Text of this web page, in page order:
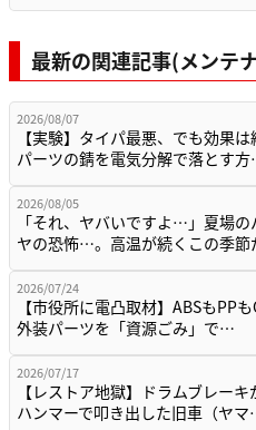
最新の関連記事(メンテ
2026/08/07
【実験】タイパ最悪、でも効果
パーツの錆を電気分解で落とす
2026/08/05
「それ、ヤバいですよ…」夏場
ヤの恐怖…。高温が続くこの季
2026/07/24
【市役所に電凸取材】ABSもPP
外装パーツを「資源ごみ」で…
2026/07/17
【レストア地獄】ドラムブレー
ハンマーで叩き出した旧車（ヤ